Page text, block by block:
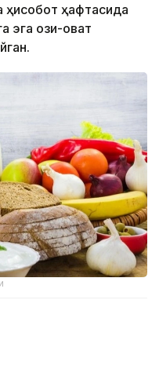
ҳисобот ҳафтасида
озиқ-овқат